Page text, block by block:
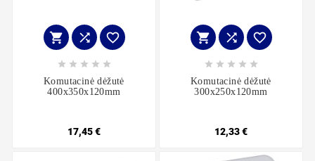
  
    
Komutacinė dėžutė
400x350x120mm
17,45 €
  
    
Komutacinė dėžutė
300x250x120mm
12,33 €